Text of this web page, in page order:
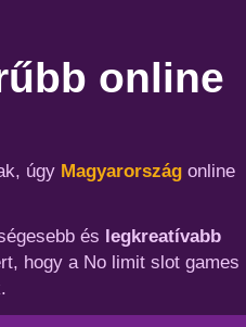
online
úgy Magyarország online
és legkreatívabb
hogy a No limit slot games